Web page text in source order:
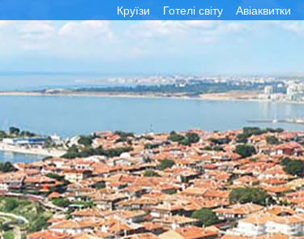
Круїзи Готелі світу Авіаквитки